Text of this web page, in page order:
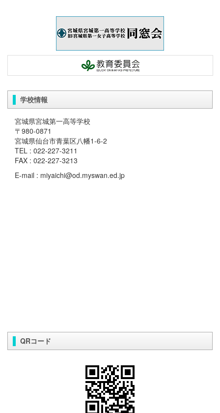
学校情報
宮城県宮城第一高等学校
〒980-0871
宮城県仙台市青葉区八幡1-6-2
TEL : 022-227-3211
FAX : 022-227-3213
E-mail : miyaichi@od.myswan.ed.jp
QRコード